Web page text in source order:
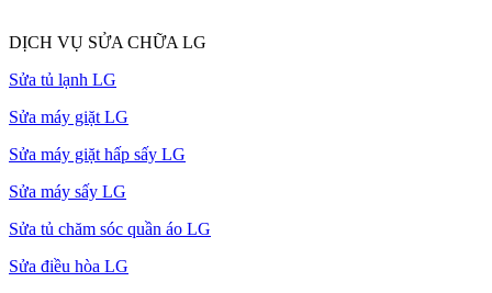
DỊCH VỤ SỬA CHỮA LG
Sửa tủ lạnh LG
Sửa máy giặt LG
Sửa máy giặt hấp sấy LG
Sửa máy sấy LG
Sửa tủ chăm sóc quần áo LG
Sửa điều hòa LG